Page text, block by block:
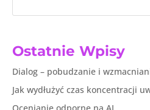
Ostatnie Wpisy
Dialog – pobudzanie i
Jak wydłużyć czas koncentracji